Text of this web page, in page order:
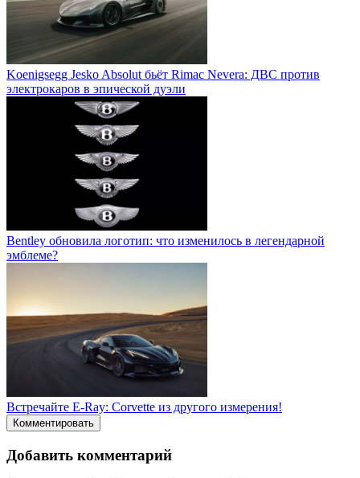
Koenigsegg Jesko Absolut бьёт Rimac Nevera: ДВС против
электрокаров в эпической дуэли
Bentley обновила логотип: что изменилось в легендарной
эмблеме?
Встречайте E-Ray: Corvette из другого измерения!
Комментировать
Добавить комментарий